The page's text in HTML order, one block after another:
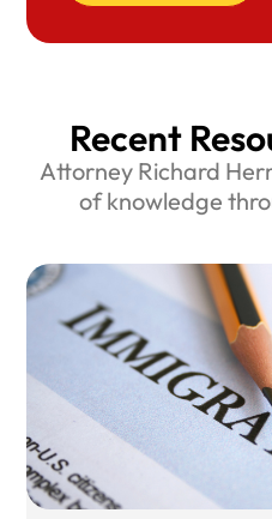
Recent
Attorney Richard
of knowledge